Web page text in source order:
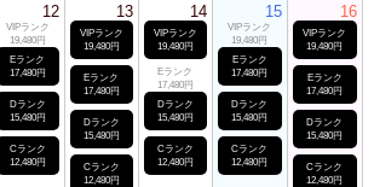
12
VIPランク
19,480円
Eランク
17,480円
Dランク
15,480円
Cランク
12,480円
13
VIPランク
19,480円
Eランク
17,480円
Dランク
15,480円
Cランク
12,480円
14
VIPランク
19,480円
Eランク
17,480円
Dランク
15,480円
Cランク
12,480円
15
VIPランク
19,480円
Eランク
17,480円
Dランク
15,480円
Cランク
12,480円
16
VIPランク
19,480円
Eランク
17,480円
Dランク
15,480円
Cランク
12,480円